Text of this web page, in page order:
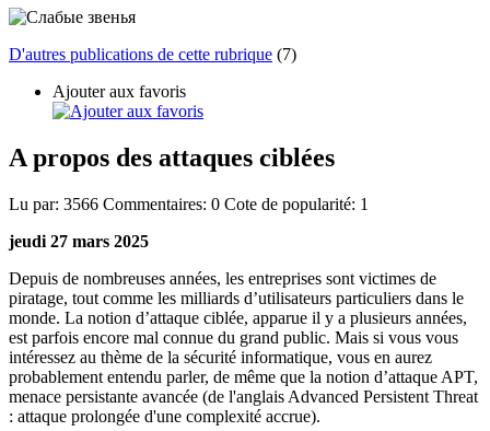
D'autres publications de cette rubrique (7)
Ajouter aux favoris
A propos des attaques ciblées
Lu par: 3566 Commentaires: 0 Cote de popularité: 1
jeudi 27 mars 2025
Depuis de nombreuses années, les entreprises sont victimes de
piratage, tout comme les milliards d’utilisateurs particuliers dans le
monde. La notion d’attaque ciblée, apparue il y a plusieurs années,
est parfois encore mal connue du grand public. Mais si vous vous
intéressez au thème de la sécurité informatique, vous en aurez
probablement entendu parler, de même que la notion d’attaque APT,
menace persistante avancée (de l'anglais Advanced Persistent Threat
: attaque prolongée d'une complexité accrue).